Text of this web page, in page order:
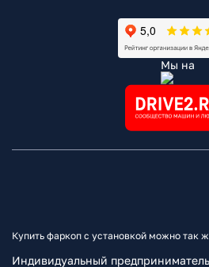
Мы на
Купить фаркоп с установкой можно так
Индивидуальный